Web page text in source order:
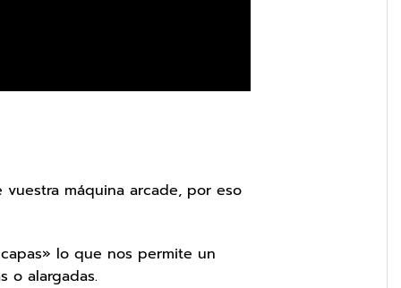
vuestra máquina arcade, por eso
lo que nos permite un
o alargadas.